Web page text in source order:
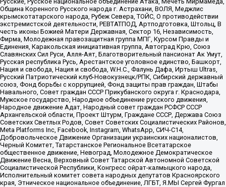
Община Коренного Русского народа г. Астрахани, ВОЛЯ, Меджлис
крымскотатарского народа, Рубеж Севера, ТОЙС, О противодействии
экстремистской деятельности, РЕВТАТПОД, Артподготовка, Штольц, В
честь иконы Божией Матери Державная, Сектор 16, Независимость,
Фирма, Молодежная правозащитная группа МПГ, Курсом Правды и
Единения, Каракольская инициативная группа, Автоград Крю, Союз
Славянских Сил Руси, Алля-Аят, Благотворительный пансионат Ак Умут,
Русская республика Русь, Арестантское уголовное единство, Башкорт,
Нация и свобода, Нация и свобода, W.H.С., Фалунь Дафа, Иртыш Ultras,
Русский Патриотический клуб-Новокузнецк/РПК, Сибирский державный
союз, Фонд борьбы с коррупцией, Фонд защиты прав граждан, Штабы
Навального, Совет граждан СССР Прикубанского округа г. Краснодара,
Мужское государство, Народное объединение русского движения,
Народное движение Адат, Народный совет граждан РСФСР СССР
Архангельской области, Проект Штурм, Граждане СССР, Держава Союз
Советских Светлых Родов, Совет Советских Социалистических Районов,
Meta Platforms Inc, Facebook, Instagram, WhatsApp, СИЧ-С14,
Добровольческое Движение Организации украинских националистов,
Черный Комитет, Татарстанское Региональное Всетатарское
общественное движение, Невоград, Молодежное Демократическое
Движение Весна, Верховный Совет Татарской Автономной Советской
Социалистической Республики, Конгресс ойрат-калмыцкого народа,
Исполнительный комитет совета народных депутатов Красноярского
края, Этническое национальное объединение, ЛГБТ, Я.МЫ Сергей Фургал